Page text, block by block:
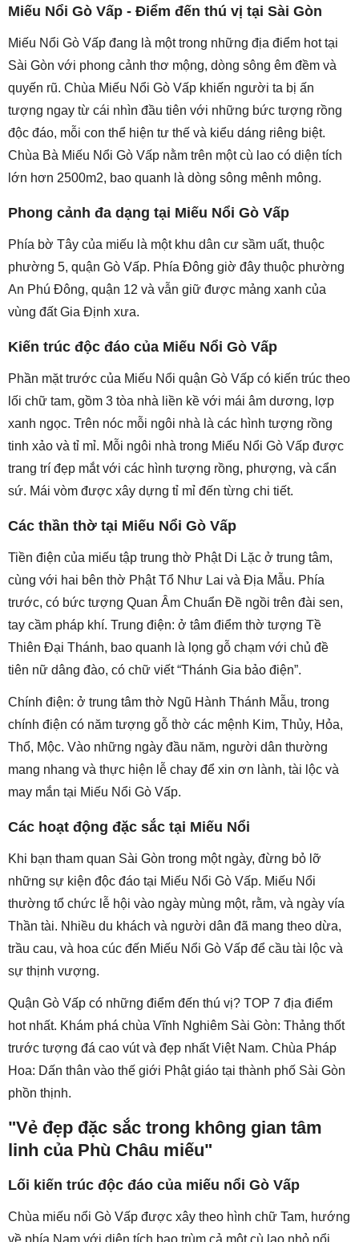
Miếu Nổi Gò Vấp - Điểm đến thú vị tại Sài Gòn
Miếu Nổi Gò Vấp đang là một trong những địa điểm hot tại
Sài Gòn với phong cảnh thơ mộng, dòng sông êm đềm và
quyến rũ. Chùa Miếu Nổi Gò Vấp khiến người ta bị ấn
tượng ngay từ cái nhìn đầu tiên với những bức tượng rồng
độc đáo, mỗi con thể hiện tư thế và kiểu dáng riêng biệt.
Chùa Bà Miếu Nổi Gò Vấp nằm trên một cù lao có diện tích
lớn hơn 2500m2, bao quanh là dòng sông mênh mông.
Phong cảnh đa dạng tại Miếu Nổi Gò Vấp
Phía bờ Tây của miếu là một khu dân cư sầm uất, thuộc
phường 5, quận Gò Vấp. Phía Đông giờ đây thuộc phường
An Phú Đông, quận 12 và vẫn giữ được mảng xanh của
vùng đất Gia Định xưa.
Kiến trúc độc đáo của Miếu Nổi Gò Vấp
Phần mặt trước của Miếu Nổi quận Gò Vấp có kiến trúc theo
lối chữ tam, gồm 3 tòa nhà liền kề với mái âm dương, lợp
xanh ngọc. Trên nóc mỗi ngôi nhà là các hình tượng rồng
tinh xảo và tỉ mỉ. Mỗi ngôi nhà trong Miếu Nổi Gò Vấp được
trang trí đẹp mắt với các hình tượng rồng, phượng, và cẩn
sứ. Mái vòm được xây dựng tỉ mỉ đến từng chi tiết.
Các thần thờ tại Miếu Nổi Gò Vấp
Tiền điện của miếu tập trung thờ Phật Di Lặc ở trung tâm,
cùng với hai bên thờ Phật Tổ Như Lai và Địa Mẫu. Phía
trước, có bức tượng Quan Âm Chuẩn Đề ngồi trên đài sen,
tay cầm pháp khí. Trung điện: ở tâm điểm thờ tượng Tề
Thiên Đại Thánh, bao quanh là lọng gỗ chạm với chủ đề
tiên nữ dâng đào, có chữ viết “Thánh Gia bảo điện”.
Chính điện: ở trung tâm thờ Ngũ Hành Thánh Mẫu, trong
chính điện có năm tượng gỗ thờ các mệnh Kim, Thủy, Hỏa,
Thổ, Mộc. Vào những ngày đầu năm, người dân thường
mang nhang và thực hiện lễ chay để xin ơn lành, tài lộc và
may mắn tại Miếu Nổi Gò Vấp.
Các hoạt động đặc sắc tại Miếu Nổi
Khi bạn tham quan Sài Gòn trong một ngày, đừng bỏ lỡ
những sự kiện độc đáo tại Miếu Nổi Gò Vấp. Miếu Nổi
thường tổ chức lễ hội vào ngày mùng một, rằm, và ngày vía
Thần tài. Nhiều du khách và người dân đã mang theo dừa,
trầu cau, và hoa cúc đến Miếu Nổi Gò Vấp để cầu tài lộc và
sự thịnh vượng.
Quận Gò Vấp có những điểm đến thú vị? TOP 7 địa điểm
hot nhất. Khám phá chùa Vĩnh Nghiêm Sài Gòn: Thảng thốt
trước tượng đá cao vút và đẹp nhất Việt Nam. Chùa Pháp
Hoa: Dấn thân vào thế giới Phật giáo tại thành phố Sài Gòn
phồn thịnh.
"Vẻ đẹp đặc sắc trong không gian tâm
linh của Phù Châu miếu"
Lối kiến trúc độc đáo của miếu nổi Gò Vấp
Chùa miếu nổi Gò Vấp được xây theo hình chữ Tam, hướng